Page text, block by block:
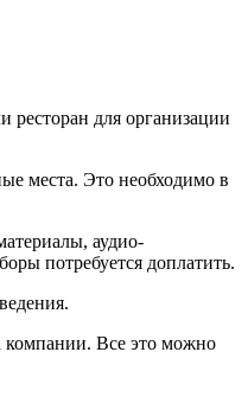
ресторан для организации
места. Это необходимо в
аудио-
потребуется доплатить.
компании. Все это можно